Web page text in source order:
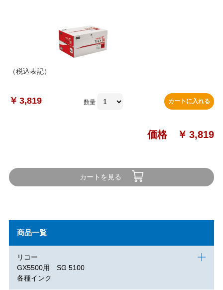
（税込表記）
￥ 3,819 数量 カートに入れる
価格 ￥ 3,819
カートを見る
商品一覧
リコー
GX5500用 SG 5100
各種インク